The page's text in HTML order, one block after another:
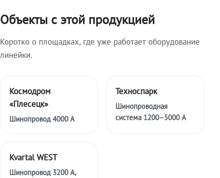
Объекты с этой продукцией
Коротко о площадках, где уже работает оборудование
линейки.
Космодром
«Плесецк»
Шинопровод 4000 А
Техноспарк
Шинопроводная
система 1200–5000 А
Kvartal WEST
Шинопровод 3200 А,